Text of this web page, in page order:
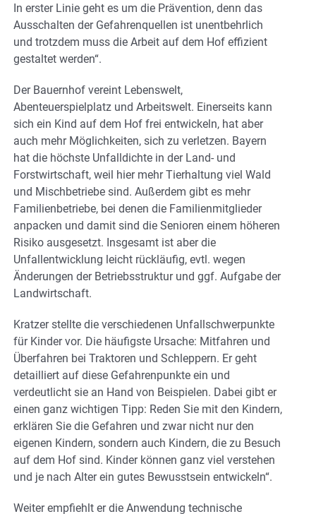
In erster Linie geht es um die Prävention, denn das
Ausschalten der Gefahrenquellen ist unentbehrlich
und trotzdem muss die Arbeit auf dem Hof effizient
gestaltet werden“.
Der Bauernhof vereint Lebenswelt,
Abenteuerspielplatz und Arbeitswelt. Einerseits kann
sich ein Kind auf dem Hof frei entwickeln, hat aber
auch mehr Möglichkeiten, sich zu verletzen. Bayern
hat die höchste Unfalldichte in der Land- und
Forstwirtschaft, weil hier mehr Tierhaltung viel Wald
und Mischbetriebe sind. Außerdem gibt es mehr
Familienbetriebe, bei denen die Familienmitglieder
anpacken und damit sind die Senioren einem höheren
Risiko ausgesetzt. Insgesamt ist aber die
Unfallentwicklung leicht rückläufig, evtl. wegen
Änderungen der Betriebsstruktur und ggf. Aufgabe der
Landwirtschaft.
Kratzer stellte die verschiedenen Unfallschwerpunkte
für Kinder vor. Die häufigste Ursache: Mitfahren und
Überfahren bei Traktoren und Schleppern. Er geht
detailliert auf diese Gefahrenpunkte ein und
verdeutlicht sie an Hand von Beispielen. Dabei gibt er
einen ganz wichtigen Tipp: Reden Sie mit den Kindern,
erklären Sie die Gefahren und zwar nicht nur den
eigenen Kindern, sondern auch Kindern, die zu Besuch
auf dem Hof sind. Kinder können ganz viel verstehen
und je nach Alter ein gutes Bewusstsein entwickeln“.
Weiter empfiehlt er die Anwendung technische